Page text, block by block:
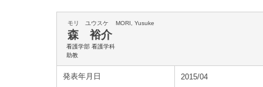
モリ ユウスケ MORI, Yusuke
森 裕介
看護学部 看護学科
助教
発表年月日 2015/04